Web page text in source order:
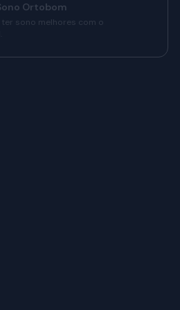
Ortobom
sono melhores com o